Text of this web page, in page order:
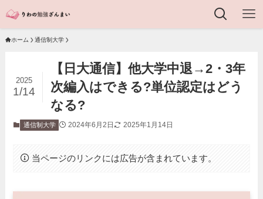
ホーム 通信制大学
【日大通信】他大学中退→2・3年
次編入はできる?単位認定はどう
なる?
2025
1/14
通信制大学 2024年6月2日 2025年1月14日
当ページのリンクには広告が含まれています。